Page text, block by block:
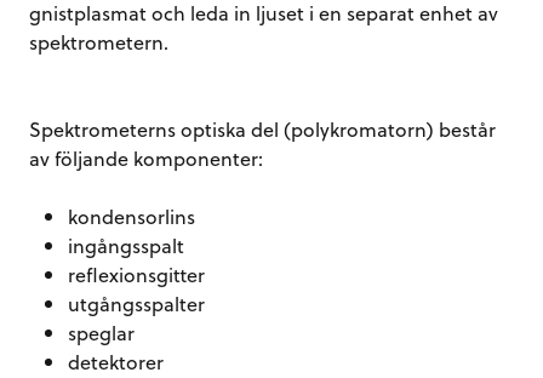
gnistplasmat och leda in ljuset i en separat enhet av
spektrometern.
Spektrometerns optiska del (polykromatorn) består
av följande komponenter:
kondensorlins
ingångsspalt
reflexionsgitter
utgångsspalter
speglar
detektorer